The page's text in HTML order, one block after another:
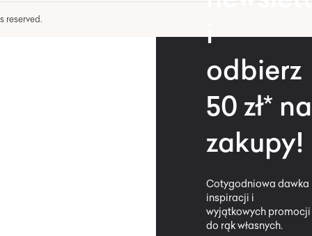
reserved.
i
odbierz
50 zł* na
zakupy!
Cotygodniowa dawka
inspiracji i
wyjątkowych promocji
do rąk własnych.